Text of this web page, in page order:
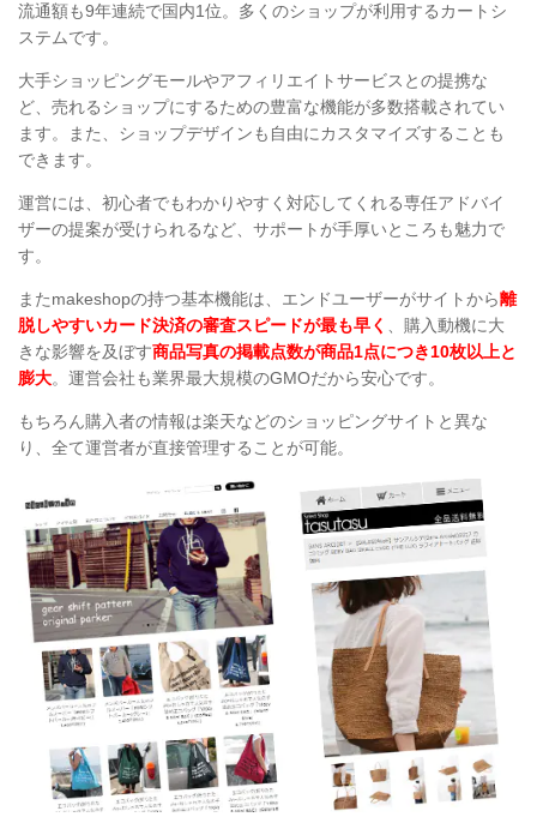
流通額も9年連続で国内1位。多くのショップが利用するカートシ
ステムです。
大手ショッピングモールやアフィリエイトサービスとの提携な
ど、売れるショップにするための豊富な機能が多数搭載されてい
ます。また、ショップデザインも自由にカスタマイズすることも
できます。
運営には、初心者でもわかりやすく対応してくれる専任アドバイ
ザーの提案が受けられるなど、サポートが手厚いところも魅力で
す。
またmakeshopの持つ基本機能は、エンドユーザーがサイトから離
脱しやすいカード決済の審査スピードが最も早く
、購入動機に大
きな影響を及ぼす商品写真の掲載点数が商品1点につき10枚以上と
膨大。運営会社も業界最大規模のGMOだから安心です。
もちろん購入者の情報は楽天などのショッピングサイトと異な
り、全て運営者が直接管理することが可能。